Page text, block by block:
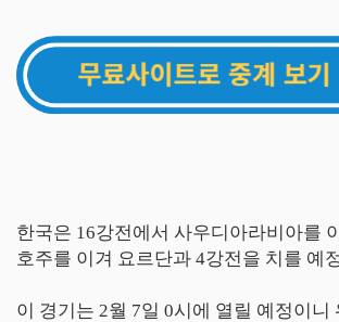
한국은 16강전에서 사우디아라비아를
호주를 이겨 요르단과 4강전을 치를 예
이 경기는 2월 7일 0시에 열릴 예정이니